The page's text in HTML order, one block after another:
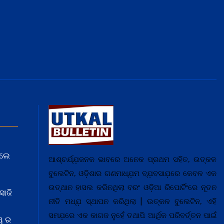
ର
ଆଶ୍ଚର୍ଯ୍ଯ଼ଜନକ ଭାବରେ ଅନେକ ପ୍ରଥମ ସହିତ, ଉତ୍କଳ
ବୁଲେଟିନ, ଓଡ଼ିଶାର ଗଣମାଧ୍ଯ଼ମ ବ୍ଯ଼ବସାଯ଼ରେ କେବଳ ଏକ
ଉତ୍ଥାନ ହାସଲ କରିନଥିଲା ବରଂ ଓଡ଼ିଆ ରିପୋର୍ଟିଂରେ ନୂତନ
ନୀତି ମଧ୍ଯ଼ ସ୍ଥାପନ କରିଥିଲା | ଉତ୍କଳ ବୁଲେଟିନ, ଏହି
ସମଯ଼ରେ ଏକ କାଗଜ ନୁହେଁ ତଥାପି ଆର୍ଥିକ ପରିବର୍ତ୍ତନ ପାଇଁ